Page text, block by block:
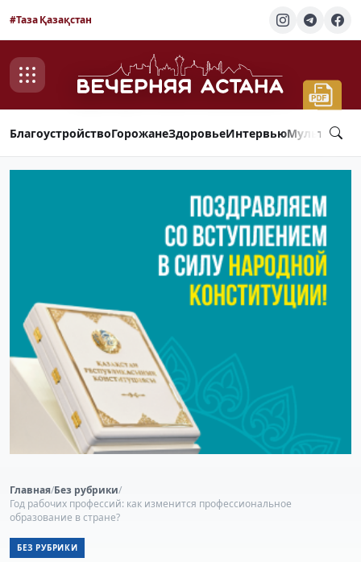
#Таза Қазақстан
БлагоустройствоГорожанеЗдоровьеИнтервью
Главная/Без рубрики/
Год рабочих профессий: как изменится профессиональное
образование в стране?
БЕЗ РУБРИКИ